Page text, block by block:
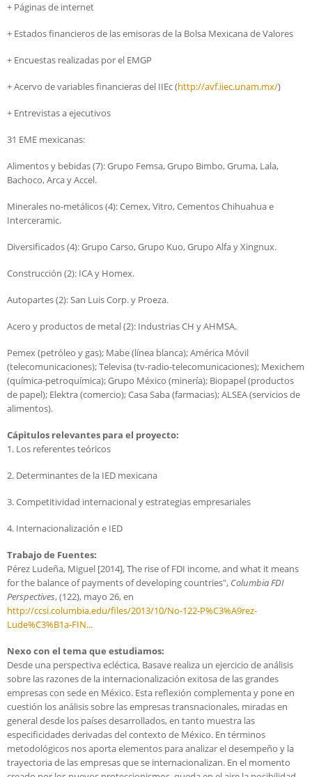
+ Páginas de internet
+ Estados financieros de las emisoras de la Bolsa Mexicana de Valores
+ Encuestas realizadas por el EMGP
+ Acervo de variables financieras del IIEc (http://avf.iiec.unam.mx/)
+ Entrevistas a ejecutivos
31 EME mexicanas:
Alimentos y bebidas (7): Grupo Femsa, Grupo Bimbo, Gruma, Lala,
Bachoco, Arca y Accel.
Minerales no-metálicos (4): Cemex, Vitro, Cementos Chihuahua e
Interceramic.
Diversificados (4): Grupo Carso, Grupo Kuo, Grupo Alfa y Xingnux.
Construcción (2): ICA y Homex.
Autopartes (2): San Luis Corp. y Proeza.
Acero y productos de metal (2): Industrias CH y AHMSA.
Pemex (petróleo y gas); Mabe (línea blanca); América Móvil
(telecomunicaciones); Televisa (tv-radio-telecomunicaciones); Mexichem
(química-petroquímica); Grupo México (minería); Biopapel (productos
de papel); Elektra (comercio); Casa Saba (farmacias); ALSEA (servicios de
alimentos).
Cápitulos relevantes para el proyecto:
1. Los referentes teóricos
2. Determinantes de la IED mexicana
3. Competitividad internacional y estrategias empresariales
4. Internacionalización e IED
Trabajo de Fuentes:
Pérez Ludeña, Miguel [2014], The rise of FDI income, and what it means
for the balance of payments of developing countries", Columbia FDI
Perspectives, (122), mayo 26, en
http://ccsi.columbia.edu/files/2013/10/No-122-P%C3%A9rez-
Lude%C3%B1a-FIN...
Nexo con el tema que estudiamos:
Desde una perspectiva ecléctica, Basave realiza un ejercicio de análisis
sobre las razones de la internacionalización exitosa de las grandes
empresas con sede en México. Esta reflexión complementa y pone en
cuestión los análisis sobre las empresas transnacionales, miradas en
general desde los países desarrollados, en tanto muestra las
especificidades derivadas del contexto de México. En términos
metodológicos nos aporta elementos para analizar el desempeño y la
trayectoria de las empresas que se internacionalizan. En el momento